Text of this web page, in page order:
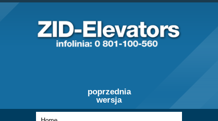
poprzednia
wersja